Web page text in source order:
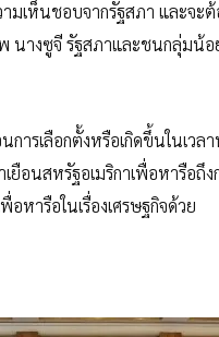
มเห็นชอบจากรัฐสภา และจะ
างซูจี รัฐสภาและชนกลุ่มน้
ารเลือกตั้งหรือเกิดขึ้นในเ
นสหรัฐอเมริกาเพื่อหารือถึ
หารือในเรื่องเศรษฐกิจด้วย